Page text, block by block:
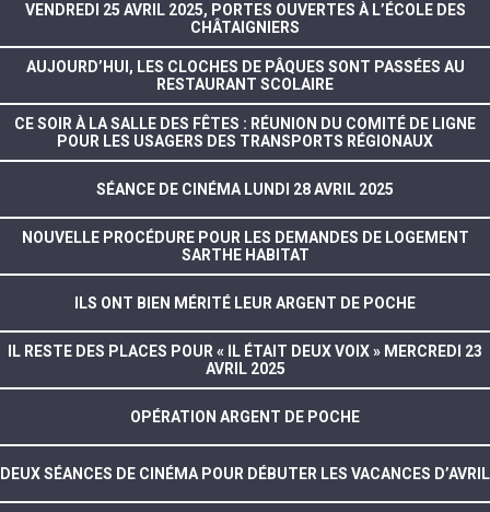
VENDREDI 25 AVRIL 2025, PORTES OUVERTES À L’ÉCOLE DES
CHÂTAIGNIERS
AUJOURD’HUI, LES CLOCHES DE PÂQUES SONT PASSÉES AU
RESTAURANT SCOLAIRE
CE SOIR À LA SALLE DES FÊTES : RÉUNION DU COMITÉ DE LIGNE
POUR LES USAGERS DES TRANSPORTS RÉGIONAUX
SÉANCE DE CINÉMA LUNDI 28 AVRIL 2025
NOUVELLE PROCÉDURE POUR LES DEMANDES DE LOGEMENT
SARTHE HABITAT
ILS ONT BIEN MÉRITÉ LEUR ARGENT DE POCHE
IL RESTE DES PLACES POUR « IL ÉTAIT DEUX VOIX » MERCREDI 23
AVRIL 2025
OPÉRATION ARGENT DE POCHE
DEUX SÉANCES DE CINÉMA POUR DÉBUTER LES VACANCES D’AVRIL